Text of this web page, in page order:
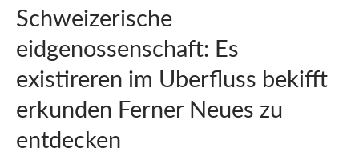
Schweizerische
eidgenossenschaft: Es
existireren im Uberfluss bekifft
erkunden Ferner Neues zu
entdecken